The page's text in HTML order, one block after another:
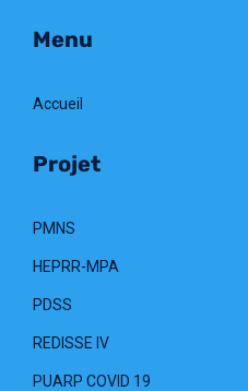
Menu
Accueil
Projet
PMNS
HEPRR-MPA
PDSS
REDISSE IV
PUARP COVID 19